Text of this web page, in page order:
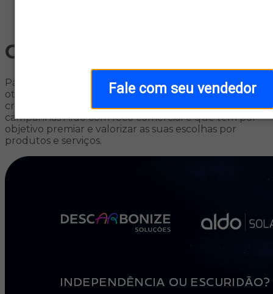
Fale com seu vendedor
Campanhas
Para agregar valor dinamizando seus negócios,
otimizando suas operações e promovendo
crescimento, apresentamos frequentemente várias
campanhas Aldo com foco comercial e que tem por
objetivo premiar e valorizar as suas escolhas por
produtos e serviços.